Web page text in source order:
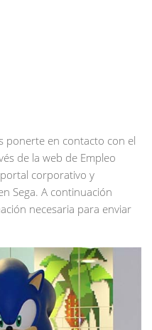
ponerte en contacto con el
de la web de Empleo
corporativo y
Sega. A continuación
necesaria para enviar